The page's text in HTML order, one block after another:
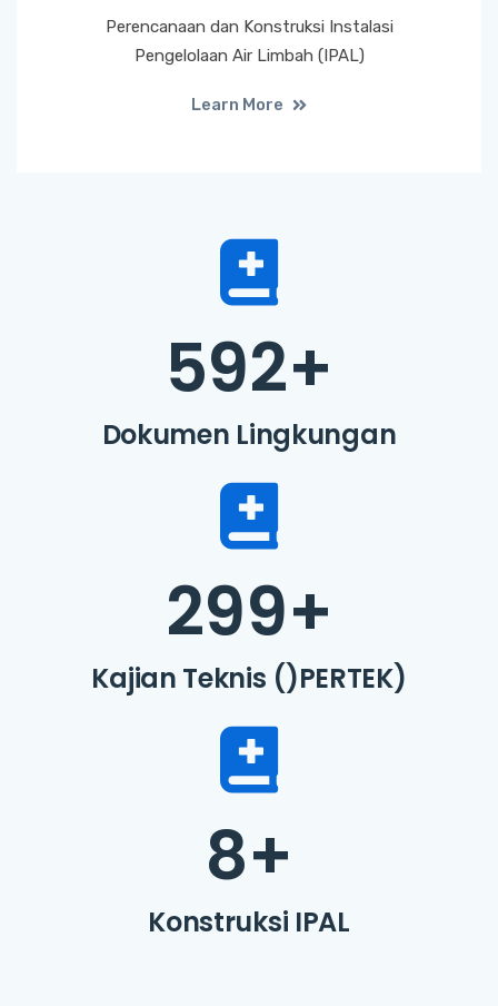
Perencanaan dan Konstruksi Instalasi
Pengelolaan Air Limbah (IPAL)
Learn More
592+
Dokumen Lingkungan
299+
Kajian Teknis ()PERTEK)
8+
Konstruksi IPAL